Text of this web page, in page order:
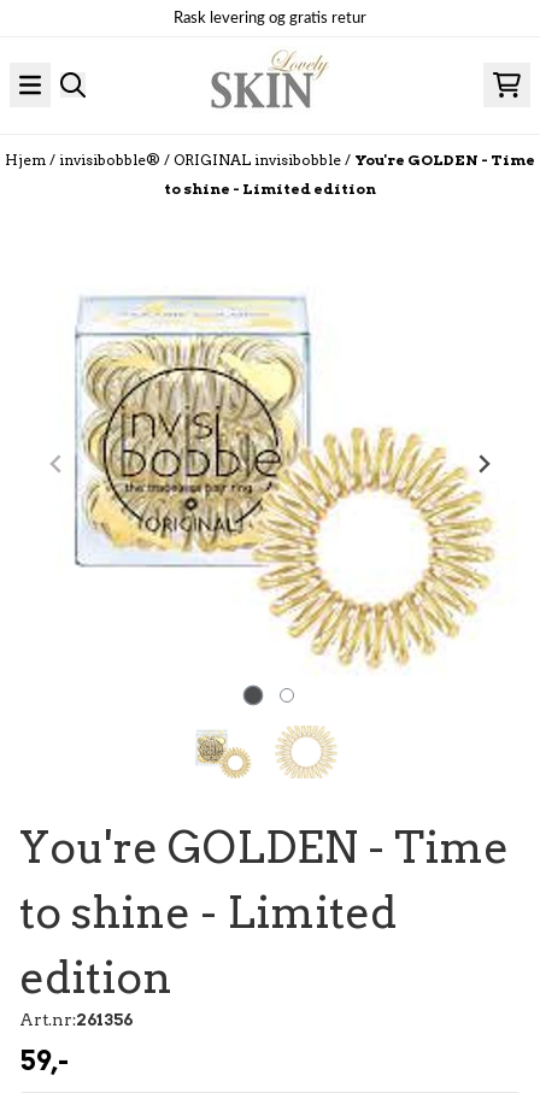
Rask levering og gratis retur
Hjem / invisibobble® / ORIGINAL invisibobble / You're GOLDEN - Time
to shine - Limited edition
You're GOLDEN - Time
to shine - Limited
edition
Art.nr:261356
59,-